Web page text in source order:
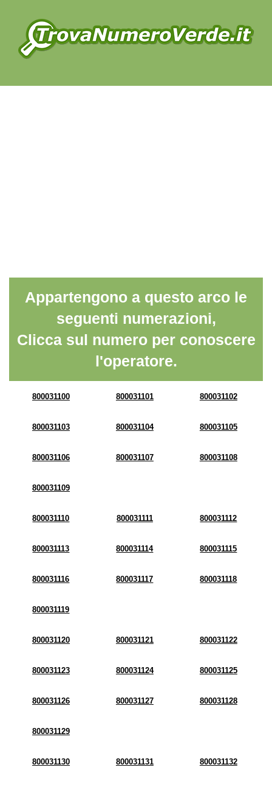
Appartengono a questo arco le
seguenti numerazioni,
Clicca sul numero per conoscere
l'operatore.
800031100 800031101 800031102
800031103 800031104 800031105
800031106 800031107 800031108
800031109
800031110 800031111 800031112
800031113 800031114 800031115
800031116 800031117 800031118
800031119
800031120 800031121 800031122
800031123 800031124 800031125
800031126 800031127 800031128
800031129
800031130 800031131 800031132